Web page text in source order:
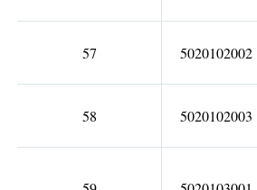
57 5020102002
58 5020102003